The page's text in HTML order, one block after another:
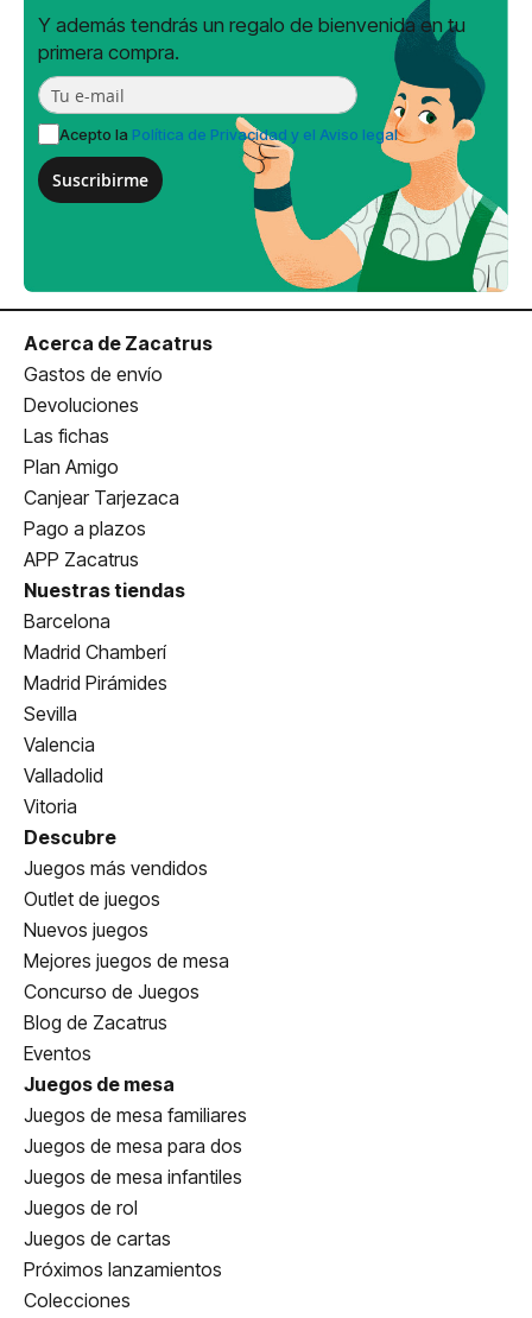
Y además tendrás un regalo de bienvenida en tu
primera compra.
Acepto la Política de Privacidad y el Aviso legal
Suscribirme
Acerca de Zacatrus
Gastos de envío
Devoluciones
Las fichas
Plan Amigo
Canjear Tarjezaca
Pago a plazos
APP Zacatrus
Nuestras tiendas
Barcelona
Madrid Chamberí
Madrid Pirámides
Sevilla
Valencia
Valladolid
Vitoria
Descubre
Juegos más vendidos
Outlet de juegos
Nuevos juegos
Mejores juegos de mesa
Concurso de Juegos
Blog de Zacatrus
Eventos
Juegos de mesa
Juegos de mesa familiares
Juegos de mesa para dos
Juegos de mesa infantiles
Juegos de rol
Juegos de cartas
Próximos lanzamientos
Colecciones